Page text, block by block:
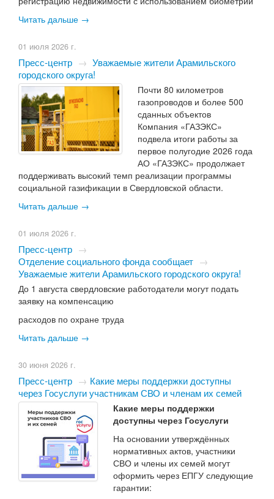
Читать дальше →
01 июля 2026 г.
Пресс-центр → Уважаемые жители Арамильского
городского округа!
Почти 80 километров
газопроводов и более 500
сданных объектов
Компания «ГАЗЭКС»
подвела итоги работы за
первое полугодие 2026 года
АО «ГАЗЭКС» продолжает
поддерживать высокий темп реализации программы
социальной газификации в Свердловской области.
Читать дальше →
01 июля 2026 г.
Пресс-центр →
Отделение социального фонда сообщает →
Уважаемые жители Арамильского городского округа!
До 1 августа свердловские работодатели могут подать
заявку на компенсацию
расходов по охране труда
Читать дальше →
30 июня 2026 г.
Пресс-центр → ​Какие меры поддержки доступны
через Госуслуги участникам СВО и членам их семей
Какие меры поддержки
доступны через Госуслуги
На основании утверждённых
нормативных актов, участники
СВО и члены их семей могут
оформить через ЕПГУ следующие
гарантии: